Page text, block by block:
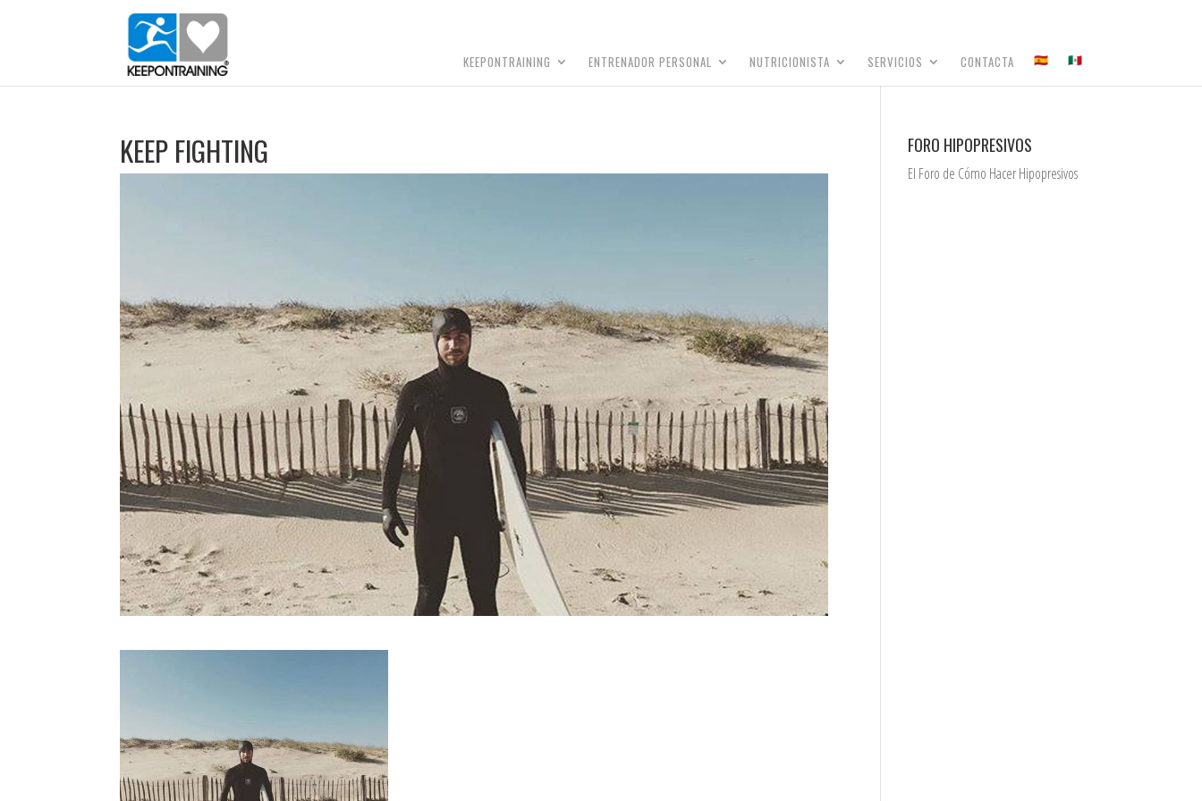
KEEPONTRAINING ENTRENADOR PERSONAL NUTRICIONISTA SERVICIOS CONTACTA
KEEP FIGHTING FORO HIPOPRESIVOS
El Foro de Cómo Hacer Hipopresivos